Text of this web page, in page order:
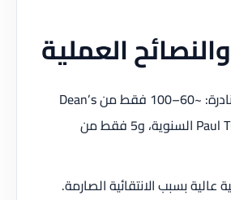
العملية
المنح الكاملة نادرة: ~60–100 فقط من Dean’s
Honor وPaul Tulane السنوية، و5 فقط من
عالية بسبب الانتقائية الصارمة.